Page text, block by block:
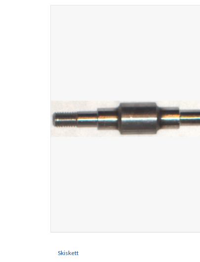
Skiskett